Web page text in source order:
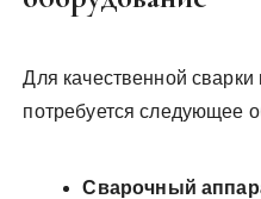
Для качественной
потребуется следующее
Сварочный